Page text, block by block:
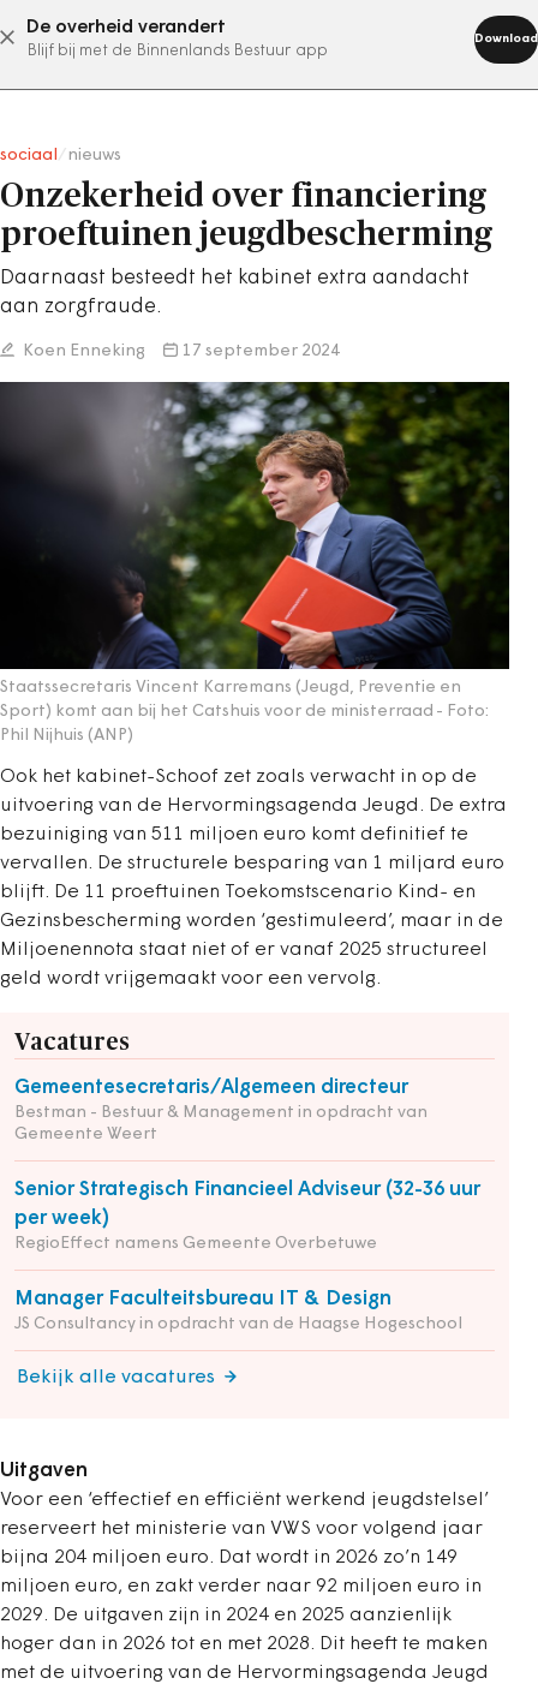
De overheid verandert
Blijf bij met de Binnenlands Bestuur app
Download
abonneer nu
sociaal nieuws
Onzekerheid over financiering
proeftuinen jeugdbescherming
Daarnaast besteedt het kabinet extra aandacht
aan zorgfraude.
Koen Enneking 17 september 2024
Staatssecretaris Vincent Karremans (Jeugd, Preventie en
Sport) komt aan bij het Catshuis voor de ministerraad - Foto:
Phil Nijhuis (ANP)
Ook het kabinet-Schoof zet zoals verwacht in op de
uitvoering van de Hervormingsagenda Jeugd. De extra
bezuiniging van 511 miljoen euro komt definitief te
vervallen. De structurele besparing van 1 miljard euro
blijft. De 11 proeftuinen Toekomstscenario Kind- en
Gezinsbescherming worden ‘gestimuleerd’, maar in de
Miljoenennota staat niet of er vanaf 2025 structureel
geld wordt vrijgemaakt voor een vervolg.
Vacatures
Gemeentesecretaris/Algemeen directeur
Bestman - Bestuur & Management in opdracht van
Gemeente Weert
Senior Strategisch Financieel Adviseur (32-36 uur
per week)
RegioEffect namens Gemeente Overbetuwe
Manager Faculteitsbureau IT & Design
JS Consultancy in opdracht van de Haagse Hogeschool
Bekijk alle vacatures
Uitgaven
Voor een ‘effectief en efficiënt werkend jeugdstelsel’
reserveert het ministerie van VWS voor volgend jaar
bijna 204 miljoen euro. Dat wordt in 2026 zo’n 149
miljoen euro, en zakt verder naar 92 miljoen euro in
2029. De uitgaven zĳn in 2024 en 2025 aanzienlĳk
hoger dan in 2026 tot en met 2028. Dit heeft te maken
met de uitvoering van de Hervormingsagenda Jeugd